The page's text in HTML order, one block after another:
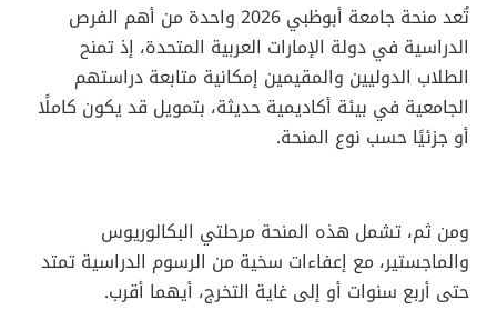
تُعد منحة جامعة أبوظبي 2026 واحدة من أهم الفرص
الدراسية في دولة الإمارات العربية المتحدة، إذ تمنح
الطلاب الدوليين والمقيمين إمكانية متابعة دراستهم
الجامعية في بيئة أكاديمية حديثة، بتمويل قد يكون كاملًا
أو جزئيًا حسب نوع المنحة.
ومن ثم، تشمل هذه المنحة مرحلتي البكالوريوس
والماجستير، مع إعفاءات سخية من الرسوم الدراسية تمتد
حتى أربع سنوات أو إلى غاية التخرج، أيهما أقرب.